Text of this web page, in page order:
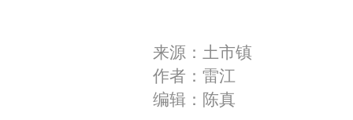
来源：土市镇
作者：雷江
编辑：陈真